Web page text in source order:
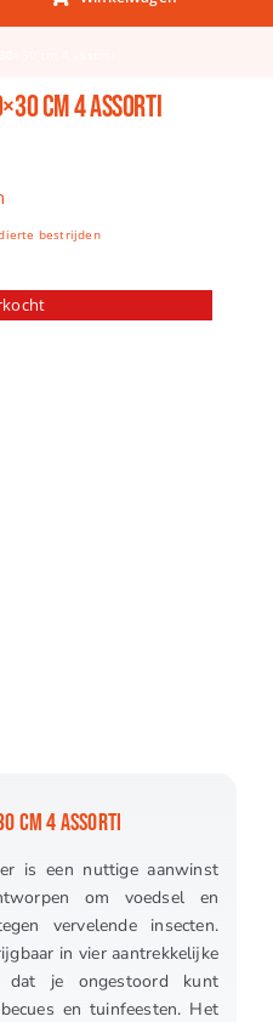
cm 4 assorti
bestrijden
CM 4 ASSORTI
is een nuttige aanwinst
om voedsel en
vervelende insecten.
in vier aantrekkelijke
dat je ongestoord kunt
en tuinfeesten. Het